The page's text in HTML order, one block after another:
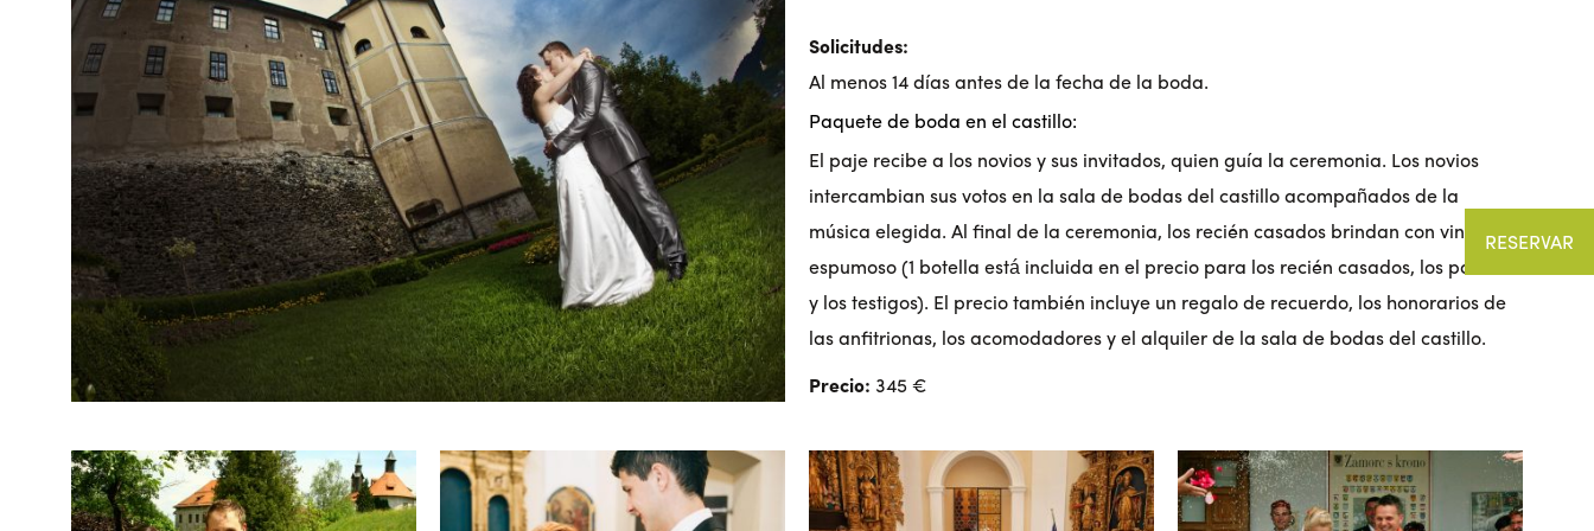
RESERVAR
Solicitudes:
Al menos 14 días antes de la fecha de la boda.
Paquete de boda en el castillo:
El paje recibe a los novios y sus invitados, quien guía la ceremonia. Los novios
intercambian sus votos en la sala de bodas del castillo acompañados de la
música elegida. Al final de la ceremonia, los recién casados brindan con vino
espumoso (1 botella está incluida en el precio para los recién casados, los padres
y los testigos). El precio también incluye un regalo de recuerdo, los honorarios de
las anfitrionas, los acomodadores y el alquiler de la sala de bodas del castillo.
Precio: 345 €